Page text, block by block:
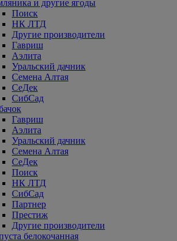
и другие ягоды
Поиск
НК ЛТД
Другие производители
Гавриш
Аэлита
Уральский дачник
Семена Алтая
СеДек
СибСад
Гавриш
Аэлита
Уральский дачник
Семена Алтая
СеДек
Поиск
НК ЛТД
СибСад
Партнер
Престиж
Другие производители
белокочанная